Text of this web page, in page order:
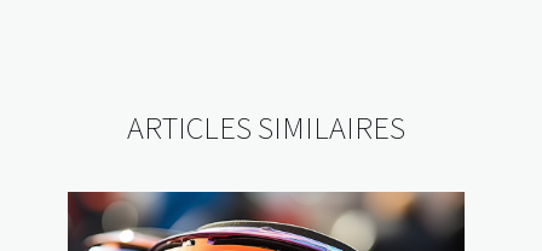
ARTICLES SIMILAIRES